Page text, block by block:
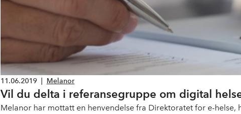
11.06.2019 Melanor
Vil du delta i referansegruppe om digital
Melanor har mottatt en henvendelse fra Direktoratet for e-helse,